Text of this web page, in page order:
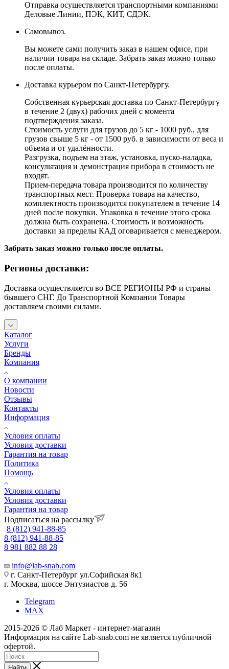
Отправка осуществляется транспортными компаниями
Деловые Линии, ПЭК, КИТ, СДЭК.
Самовывоз.
Вы можете сами получить заказ в нашем офисе, при
наличии товара на складе. Забрать заказ можно только
после оплаты.
Доставка курьером по Санкт-Петербургу.
Собственная курьерская доставка по Санкт-Петербургу
в течение 2 (двух) рабочих дней с момента
подтверждения заказа.
Стоимость услуги для грузов до 5 кг - 1000 руб., для
грузов свыше 5 кг - от 1500 руб. в зависимости от веса и
объема и от удалённости.
Разгрузка, подъем на этаж, установка, пуско-наладка,
консультация и демонстрация прибора в стоимость не
входят.
Прием-передача товара производится по количеству
транспортных мест. Проверка товара на качество,
комплектность производится покупателем в течение 14
дней после покупки. Упаковка в течение этого срока
должна быть сохранена. Стоимость и возможность
доставки за пределы КАД оговаривается с менеджером.
Забрать заказ можно только после оплаты.
Регионы доставки:
Доставка осуществляется во ВСЕ РЕГИОНЫ РФ и страны
бывшего СНГ. До Транспортной Компании Товары
доставляем своими силами.
Каталог
Услуги
Бренды
Компания
О компании
Новости
Отзывы
Контакты
Информация
Условия оплаты
Условия доставки
Гарантия на товар
Политика
Помощь
Условия оплаты
Условия доставки
Гарантия на товар
Подписаться на рассылку
8 (812) 941-88-85
8 (812) 941-88-85
8 981 882 88 28
info@lab-snab.com
г. Санкт-Петербург ул.Софийская 8к1
г. Москва, шоссе Энтузиастов д. 56
Telegram
MAX
2015-2026 © Лаб Маркет - интернет-магазин
Информация на сайте Lab-snab.com не является публичной
офертой.